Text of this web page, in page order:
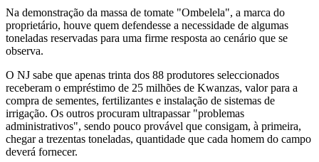
Na demonstração da massa de tomate "Ombelela", a marca do
proprietário, houve quem defendesse a necessidade de algumas
toneladas reservadas para uma firme resposta ao cenário que se
observa.
O NJ sabe que apenas trinta dos 88 produtores seleccionados
receberam o empréstimo de 25 milhões de Kwanzas, valor para a
compra de sementes, fertilizantes e instalação de sistemas de
irrigação. Os outros procuram ultrapassar "problemas
administrativos", sendo pouco provável que consigam, à primeira,
chegar a trezentas toneladas, quantidade que cada homem do campo
deverá fornecer.